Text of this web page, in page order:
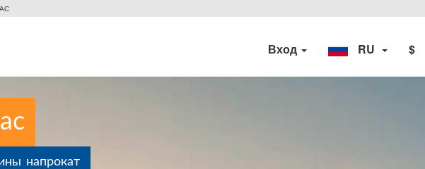
Вход RU $
напрокат